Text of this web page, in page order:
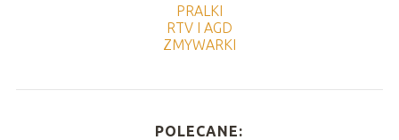
PRALKI
RTV I AGD
ZMYWARKI
POLECANE: